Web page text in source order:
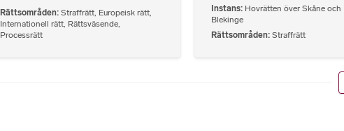
Rättsområden Straffrätt, Europeisk rätt,
Internationell rätt, Rättsväsende,
Processrätt
Instans Hovrätten över Skåne och
Blekinge
Rättsområden Straffrätt